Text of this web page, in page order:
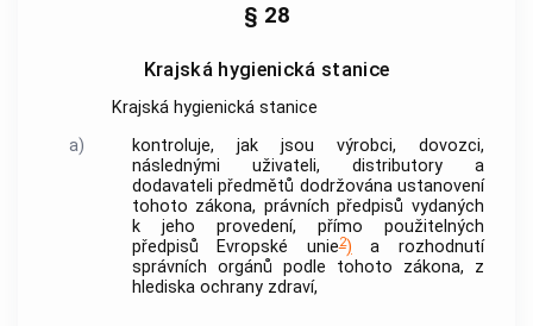
§ 28
Krajská hygienická stanice
Krajská hygienická stanice
a)
kontroluje, jak jsou výrobci, dovozci,
následnými uživateli, distributory a
dodavateli předmětů dodržována ustanovení
tohoto zákona, právních předpisů vydaných
k jeho provedení, přímo použitelných
předpisů Evropské unie2) a rozhodnutí
správních orgánů podle tohoto zákona, z
hlediska ochrany zdraví,